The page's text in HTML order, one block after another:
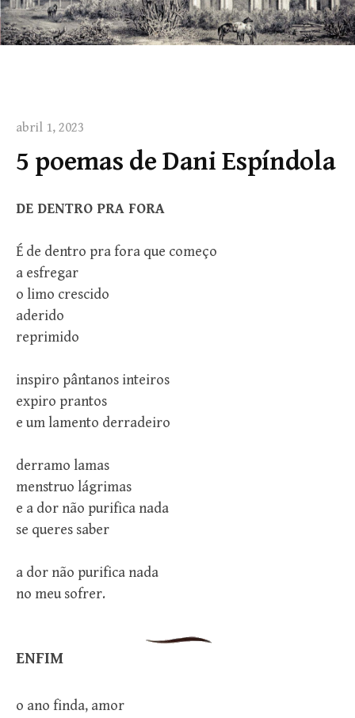
abril 1, 2023
5 poemas de Dani Espíndola
DE DENTRO PRA FORA
É de dentro pra fora que começo
a esfregar
o limo crescido
aderido
reprimido
inspiro pântanos inteiros
expiro prantos
e um lamento derradeiro
derramo lamas
menstruo lágrimas
e a dor não purifica nada
se queres saber
a dor não purifica nada
no meu sofrer.
ENFIM
o ano finda, amor